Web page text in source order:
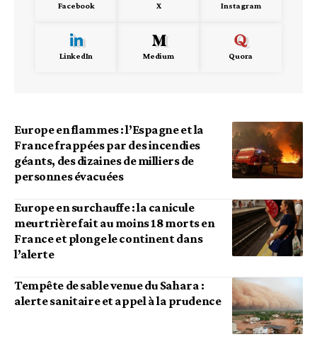
Facebook X Instagram
LinkedIn Medium Quora
Europe en flammes : l’Espagne et la
France frappées par des incendies
géants, des dizaines de milliers de
personnes évacuées
Europe en surchauffe : la canicule
meurtrière fait au moins 18 morts en
France et plonge le continent dans
l’alerte
Tempête de sable venue du Sahara :
alerte sanitaire et appel à la prudence